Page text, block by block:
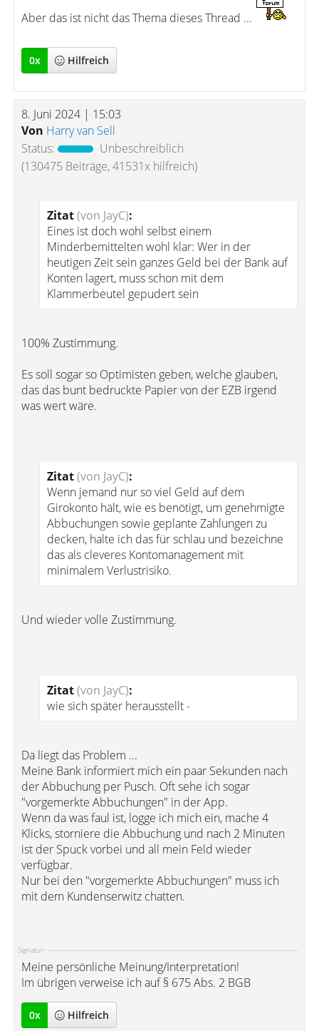
Aber das ist nicht das Thema dieses Thread ...
0x Hilfreich
8. Juni 2024 | 15:03
Von Harry van Sell
Status:
Unbeschreiblich
(130475 Beiträge, 41531x hilfreich)
Zitat(von JayC):
Eines ist doch wohl selbst einem
Minderbemittelten wohl klar: Wer in der
heutigen Zeit sein ganzes Geld bei der Bank auf
Konten lagert, muss schon mit dem
Klammerbeutel gepudert sein
100% Zustimmung.
Es soll sogar so Optimisten geben, welche glauben,
das das bunt bedruckte Papier von der EZB irgend
was wert wäre.
Zitat(von JayC):
Wenn jemand nur so viel Geld auf dem
Girokonto hält, wie es benötigt, um genehmigte
Abbuchungen sowie geplante Zahlungen zu
decken, halte ich das für schlau und bezeichne
das als cleveres Kontomanagement mit
minimalem Verlustrisiko.
Und wieder volle Zustimmung.
Zitat(von JayC):
wie sich später herausstellt -
Da liegt das Problem ...
Meine Bank informiert mich ein paar Sekunden nach
der Abbuchung per Pusch. Oft sehe ich sogar
"vorgemerkte Abbuchungen" in der App.
Wenn da was faul ist, logge ich mich ein, mache 4
Klicks, storniere die Abbuchung und nach 2 Minuten
ist der Spuck vorbei und all mein Feld wieder
verfügbar.
Nur bei den "vorgemerkte Abbuchungen" muss ich
mit dem Kundenserwitz chatten.
Signatur:
Meine persönliche Meinung/Interpretation!
Im übrigen verweise ich auf § 675 Abs. 2 BGB
0x Hilfreich